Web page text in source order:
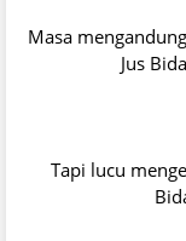
Masa
Jus
Tapi lucu